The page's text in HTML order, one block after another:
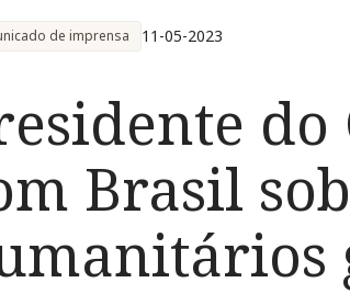
de imprensa 11-05-2023
Brasil